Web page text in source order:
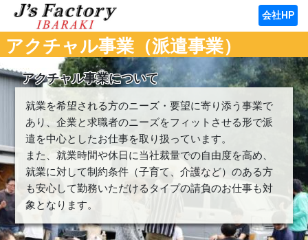
会社HP
アクチャル事業（派遣事業）
アクチャル事業について
就業を希望される方のニーズ・要望に寄り添う事業で
あり、企業と求職者のニーズをフィットさせる形で派
遣を中心としたお仕事を取り扱っています。
また、就業時間や休日に当社裁量での自由度を高め、
就業に対して制約条件（子育て、介護など）のある方
も安心して勤務いただけるタイプの請負のお仕事も対
象となります。